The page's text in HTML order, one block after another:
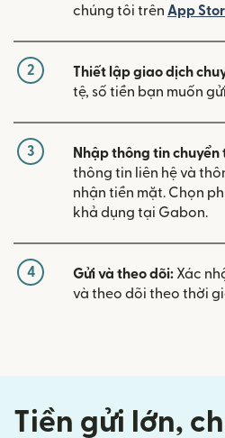
chúng tôi trên App
2 Thiết lập giao dịch
tệ, số tiền bạn muốn
3 Nhập thông tin chuyển
thông tin liên hệ và
nhận tiền mặt. Chọn
khả dụng tại Gabon.
4 Gửi và theo dõi: Xác
và theo dõi theo thời
Tiền gửi lớn,